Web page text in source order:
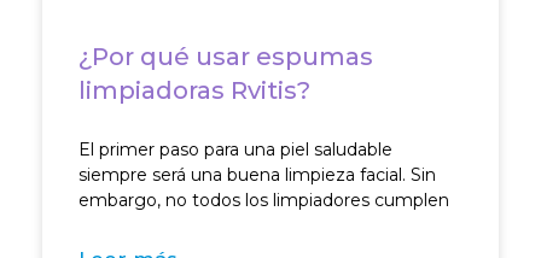
¿Por qué usar espumas
limpiadoras Rvitis?
El primer paso para una piel saludable
siempre será una buena limpieza facial. Sin
embargo, no todos los limpiadores cumplen